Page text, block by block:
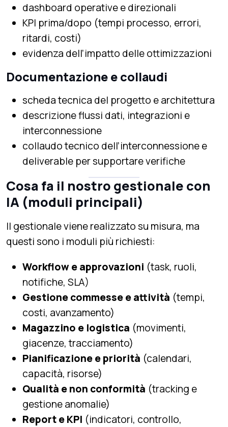
dashboard operative e direzionali
KPI prima/dopo (tempi processo, errori,
ritardi, costi)
evidenza dell’impatto delle ottimizzazioni
Documentazione e collaudi
scheda tecnica del progetto e architettura
descrizione flussi dati, integrazioni e
interconnessione
collaudo tecnico dell’interconnessione e
deliverable per supportare verifiche
Cosa fa il nostro gestionale con
IA (moduli principali)
Il gestionale viene realizzato su misura, ma
questi sono i moduli più richiesti:
Workflow e approvazioni (task, ruoli,
notifiche, SLA)
Gestione commesse e attività (tempi,
costi, avanzamento)
Magazzino e logistica (movimenti,
giacenze, tracciamento)
Pianificazione e priorità (calendari,
capacità, risorse)
Qualità e non conformità (tracking e
gestione anomalie)
Report e KPI (indicatori, controllo,